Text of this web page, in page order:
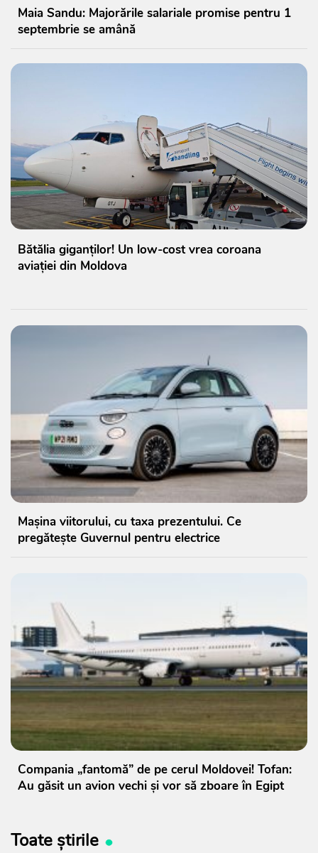
Maia Sandu: Majorările salariale promise pentru 1
septembrie se amână
Bătălia giganților! Un low-cost vrea coroana
aviației din Moldova
Mașina viitorului, cu taxa prezentului. Ce
pregătește Guvernul pentru electrice
Compania „fantomă” de pe cerul Moldovei! Tofan:
Au găsit un avion vechi și vor să zboare în Egipt
Toate știrile